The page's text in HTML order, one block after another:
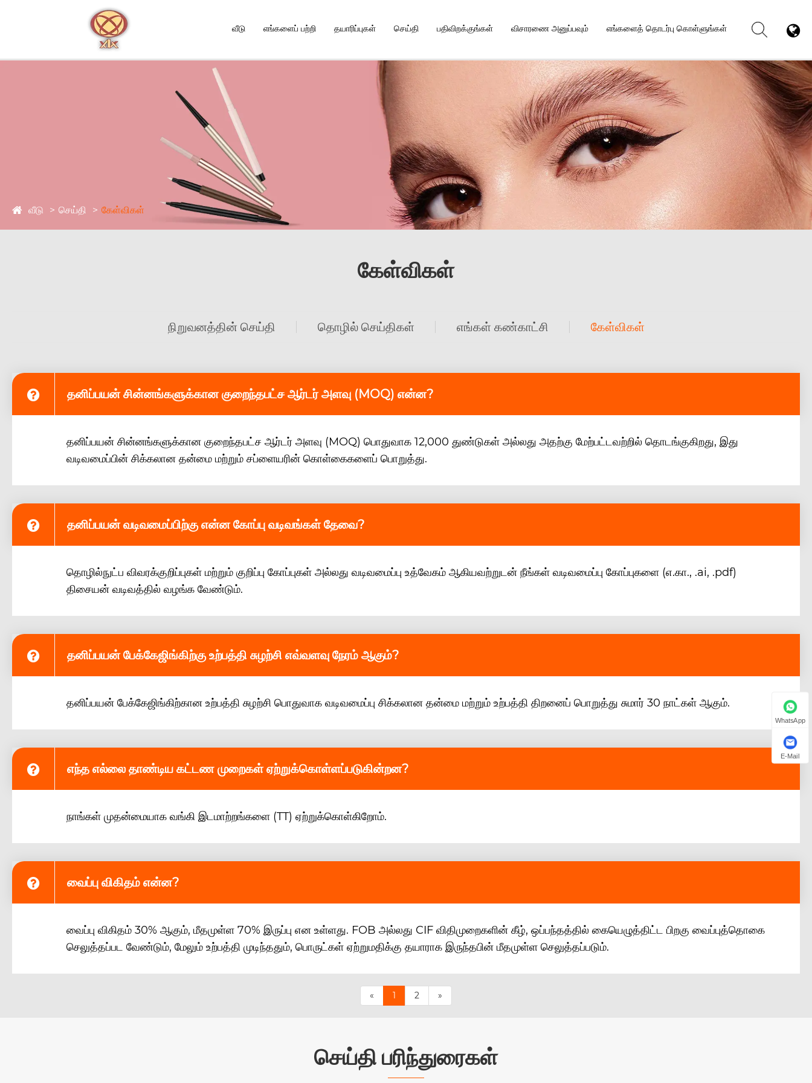
வீடு எங்களைப் பற்றி தயாரிப்புகள் செய்தி பதிவிறக்குங்கள் விசாரணை அனுப்பவும் எங்களைத் தொடர்பு கொள்ளுங்கள்
வீடு செய்தி கேள்விகள்
கேள்விகள்
நிறுவனத்தின் செய்தி தொழில் செய்திகள் எங்கள் கண்காட்சி கேள்விகள்
தனிப்பயன் சின்னங்களுக்கான குறைந்தபட்ச ஆர்டர் அளவு (MOQ) என்ன?
தனிப்பயன் சின்னங்களுக்கான குறைந்தபட்ச ஆர்டர் அளவு (MOQ) பொதுவாக 12,000 துண்டுகள் அல்லது அதற்கு மேற்பட்டவற்றில் தொடங்குகிறது, இது
வடிவமைப்பின் சிக்கலான தன்மை மற்றும் சப்ளையரின் கொள்கைகளைப் பொறுத்து.
தனிப்பயன் வடிவமைப்பிற்கு என்ன கோப்பு வடிவங்கள் தேவை?
தொழில்நுட்ப விவரக்குறிப்புகள் மற்றும் குறிப்பு கோப்புகள் அல்லது வடிவமைப்பு உத்வேகம் ஆகியவற்றுடன் நீங்கள் வடிவமைப்பு கோப்புகளை (எ.கா., .ai, .pdf)
திசையன் வடிவத்தில் வழங்க வேண்டும்.
தனிப்பயன் பேக்கேஜிங்கிற்கு உற்பத்தி சுழற்சி எவ்வளவு நேரம் ஆகும்?
தனிப்பயன் பேக்கேஜிங்கிற்கான உற்பத்தி சுழற்சி பொதுவாக வடிவமைப்பு சிக்கலான தன்மை மற்றும் உற்பத்தி திறனைப் பொறுத்து சுமார் 30 நாட்கள் ஆகும்.
எந்த எல்லை தாண்டிய கட்டண முறைகள் ஏற்றுக்கொள்ளப்படுகின்றன?
நாங்கள் முதன்மையாக வங்கி இடமாற்றங்களை (TT) ஏற்றுக்கொள்கிறோம்.
வைப்பு விகிதம் என்ன?
வைப்பு விகிதம் 30% ஆகும், மீதமுள்ள 70% இருப்பு என உள்ளது. FOB அல்லது CIF விதிமுறைகளின் கீழ், ஒப்பந்தத்தில் கையெழுத்திட்ட பிறகு வைப்புத்தொகை
செலுத்தப்பட வேண்டும், மேலும் உற்பத்தி முடிந்ததும், பொருட்கள் ஏற்றுமதிக்கு தயாராக இருந்தபின் மீதமுள்ள செலுத்தப்படும்.
« 1 2 »
செய்தி பரிந்துரைகள்
WhatsApp
E-Mail